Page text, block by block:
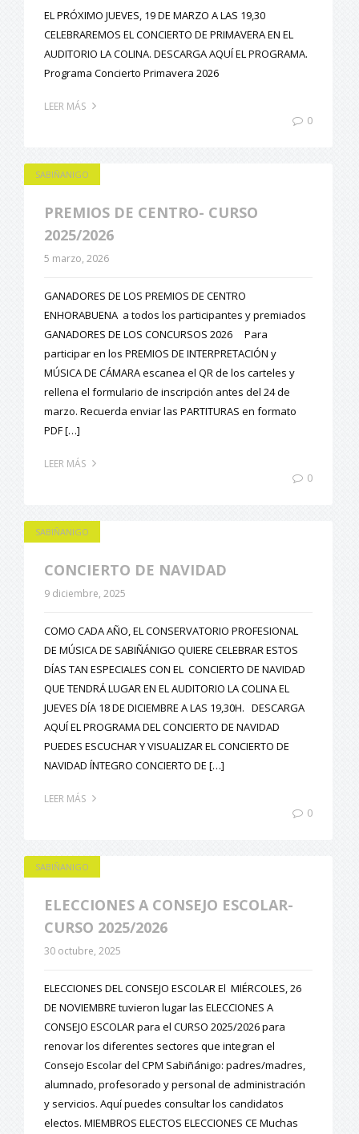
EL PRÓXIMO JUEVES, 19 DE MARZO A LAS 19,30
CELEBRAREMOS EL CONCIERTO DE PRIMAVERA EN EL
AUDITORIO LA COLINA. DESCARGA AQUÍ EL PROGRAMA.
Programa Concierto Primavera 2026
LEER MÁS
0
SABIÑANIGO
PREMIOS DE CENTRO- CURSO
2025/2026
5 marzo, 2026
GANADORES DE LOS PREMIOS DE CENTRO
ENHORABUENA a todos los participantes y premiados
GANADORES DE LOS CONCURSOS 2026 Para
participar en los PREMIOS DE INTERPRETACIÓN y
MÚSICA DE CÁMARA escanea el QR de los carteles y
rellena el formulario de inscripción antes del 24 de
marzo. Recuerda enviar las PARTITURAS en formato
PDF […]
LEER MÁS
0
SABIÑANIGO
CONCIERTO DE NAVIDAD
9 diciembre, 2025
COMO CADA AÑO, EL CONSERVATORIO PROFESIONAL
DE MÚSICA DE SABIÑÁNIGO QUIERE CELEBRAR ESTOS
DÍAS TAN ESPECIALES CON EL CONCIERTO DE NAVIDAD
QUE TENDRÁ LUGAR EN EL AUDITORIO LA COLINA EL
JUEVES DÍA 18 DE DICIEMBRE A LAS 19,30H. DESCARGA
AQUÍ EL PROGRAMA DEL CONCIERTO DE NAVIDAD
PUEDES ESCUCHAR Y VISUALIZAR EL CONCIERTO DE
NAVIDAD ÍNTEGRO CONCIERTO DE […]
LEER MÁS
0
SABIÑANIGO
ELECCIONES A CONSEJO ESCOLAR-
CURSO 2025/2026
30 octubre, 2025
ELECCIONES DEL CONSEJO ESCOLAR El MIÉRCOLES, 26
DE NOVIEMBRE tuvieron lugar las ELECCIONES A
CONSEJO ESCOLAR para el CURSO 2025/2026 para
renovar los diferentes sectores que integran el
Consejo Escolar del CPM Sabiñánigo: padres/madres,
alumnado, profesorado y personal de administración
y servicios. Aquí puedes consultar los candidatos
electos. MIEMBROS ELECTOS ELECCIONES CE Muchas